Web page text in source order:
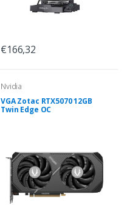
€166,32
Nvidia
VGA Zotac RTX5070 12GB
Twin Edge OC